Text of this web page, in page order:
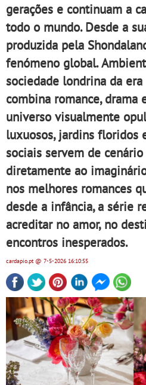
gerações e continuam a
todo o mundo. Desde a
produzida pela
fenómeno global.
sociedade londrina da era
combina romance, drama
universo visualmente
luxuosos, jardins floridos
sociais servem de
diretamente ao
nos melhores romances
desde a infância, a série
acreditar no amor, no
encontros inesperados.
cardapio.pt@ 7-5-2026 16:10:55